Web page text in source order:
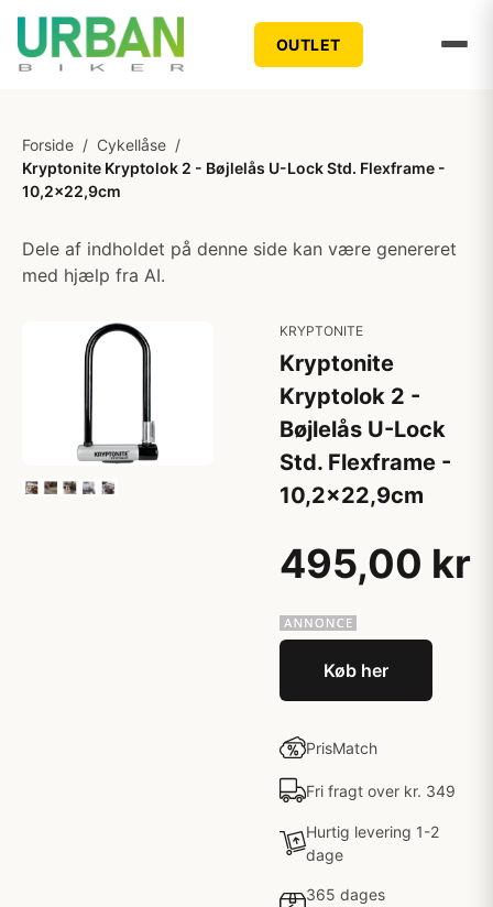
OUTLET
Forside / Cykellåse /
Kryptonite Kryptolok 2 - Bøjlelås U-Lock Std. Flexframe -
10,2x22,9cm
Dele af indholdet på denne side kan være genereret
med hjælp fra AI.
KRYPTONITE
Kryptonite
Kryptolok 2 -
Bøjlelås U-Lock
Std. Flexframe -
10,2x22,9cm
495,00 kr
Køb her
PrisMatch
Fri fragt over kr. 349
Hurtig levering 1-2
dage
365 dages